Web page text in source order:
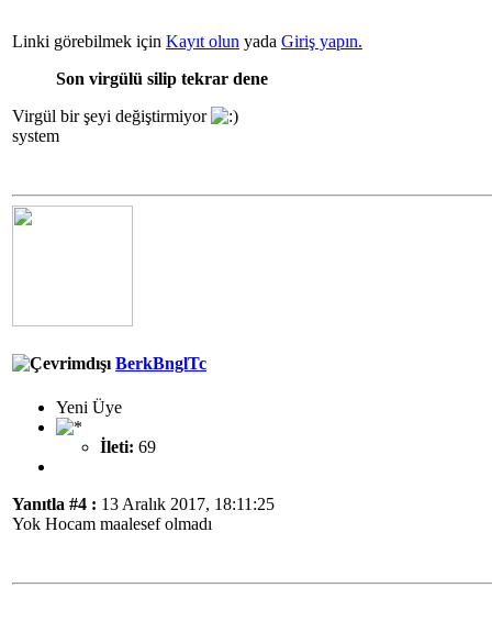
Linki görebilmek için Kayıt olun yada Giriş yapın.
Son virgülü silip tekrar dene
Virgül bir şeyi değiştirmiyor
system
BerkBnglTc
Yeni Üye
İleti: 69
Yanıtla #4 : 13 Aralık 2017, 18:11:25
Yok Hocam maalesef olmadı